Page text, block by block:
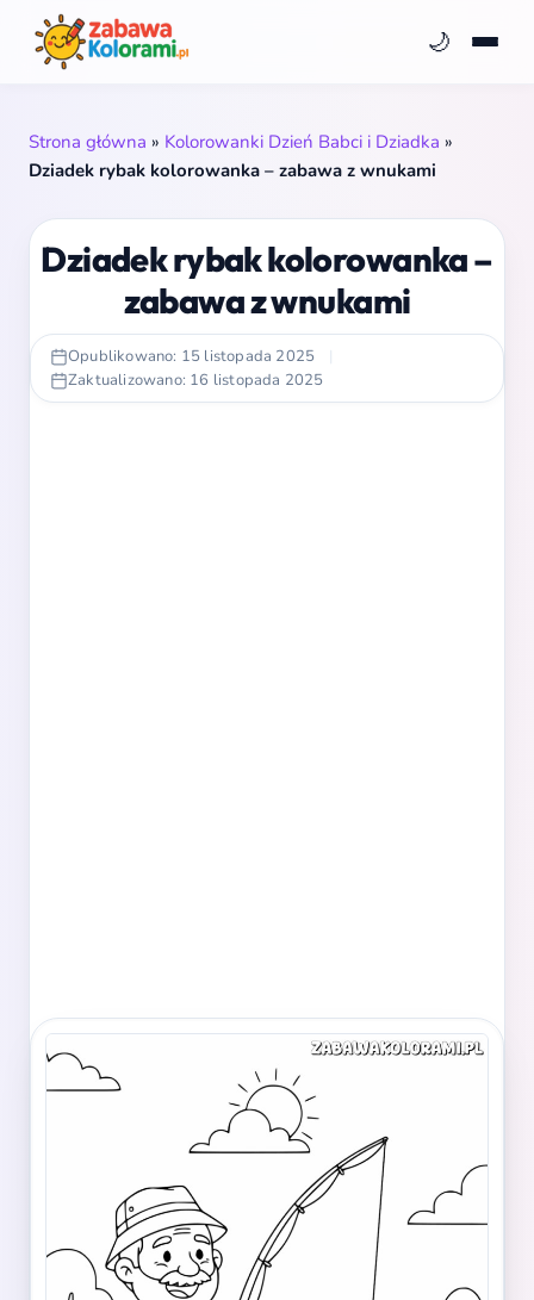
🌙
Strona główna » Kolorowanki Dzień Babci i Dziadka »
Dziadek rybak kolorowanka – zabawa z wnukami
Dziadek rybak kolorowanka –
zabawa z wnukami
Opublikowano: 15 listopada 2025
|
Zaktualizowano: 16 listopada 2025